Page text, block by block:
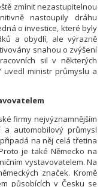
zmínit nezastupitelnou
nastoupily dráhu
o investice, které byly
a obydlí, ale výrazně
snahou o zvýšení
sil v některých
uvedl ministr průmyslu a
firmy nejvýznamnějším
a automobilový průmysl
na něj celá třetina
je také Německo na
vystavovatelem. Na
značek. Kromě
působících v Česku se